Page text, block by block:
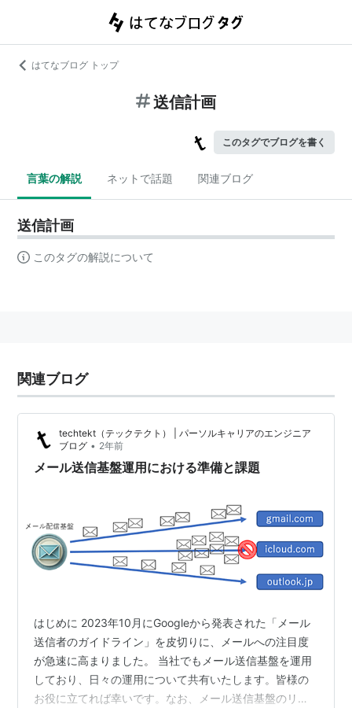
はてなブログ トップ
送信計画
このタグでブログを書く
言葉の解説 ネットで話題 関連ブログ
送信計画
このタグの解説について
関連ブログ
techtekt（テックテクト） | パーソルキャリアのエンジニア
ブログ • 2年前
メール送信基盤運用における準備と課題
はじめに 2023年10月にGoogleから発表された「メール
送信者のガイドライン」を皮切りに、メールへの注目度
が急速に高まりました。 当社でもメール送信基盤を運用
しており、日々の運用について共有いたします。皆様の
お役に立てれば幸いです。なお、メール送信基盤のリプ